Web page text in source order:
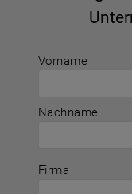
Vorname
Nachname
Firma